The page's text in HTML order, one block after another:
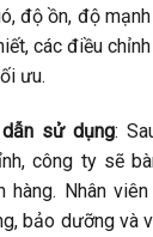
độ ồn, độ
các điều
ưu.
sử dụng:
công ty sẽ
hàng. Nhân
bảo dưỡng và